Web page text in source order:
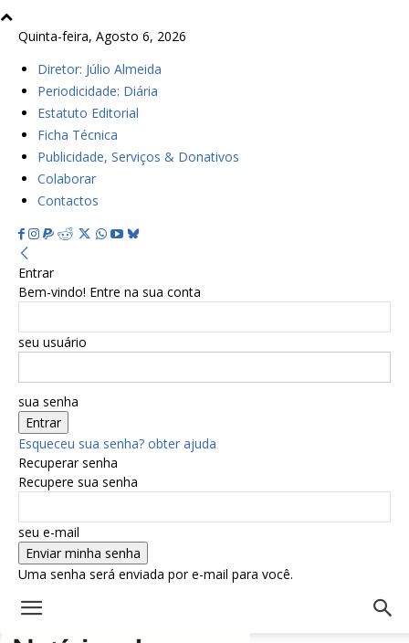
Quinta-feira, Agosto 6, 2026
Diretor: Júlio Almeida
Periodicidade: Diária
Estatuto Editorial
Ficha Técnica
Publicidade, Serviços & Donativos
Colaborar
Contactos
Entrar
Bem-vindo! Entre na sua conta
seu usuário
sua senha
Esqueceu sua senha? obter ajuda
Recuperar senha
Recupere sua senha
seu e-mail
Uma senha será enviada por e-mail para você.